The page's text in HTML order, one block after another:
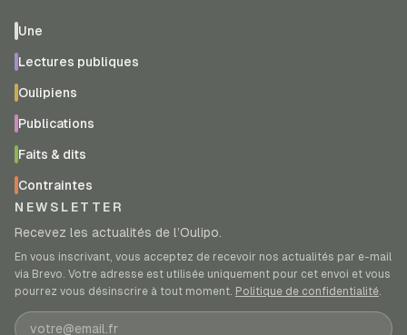
Une
Lectures publiques
Oulipiens
Publications
Faits & dits
Contraintes
NEWSLETTER
Recevez les actualités de l’Oulipo.
En vous inscrivant, vous acceptez de recevoir nos actualités par e-mail
via Brevo. Votre adresse est utilisée uniquement pour cet envoi et vous
pourrez vous désinscrire à tout moment. Politique de confidentialité.
Adresse e-mail